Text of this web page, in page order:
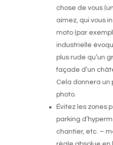
chose de vous
aimez, qui vous
moto (par
industrielle
plus rude qu’un
façade d’un
Cela donnera un
photo.
Évitez les zones
parking
chantier, etc. –